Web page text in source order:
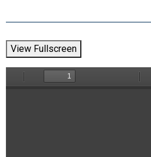
View Fullscreen